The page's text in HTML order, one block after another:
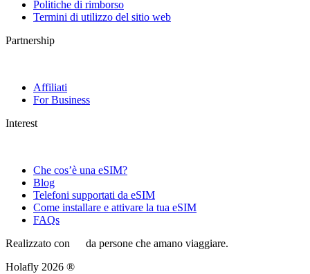
Politiche di rimborso
Termini di utilizzo del sitio web
Partnership
Affiliati
For Business
Interest
Che cos’è una eSIM?
Blog
Telefoni supportati da eSIM
Come installare e attivare la tua eSIM
FAQs
Realizzato con
da persone che amano viaggiare.
Holafly 2026 ®